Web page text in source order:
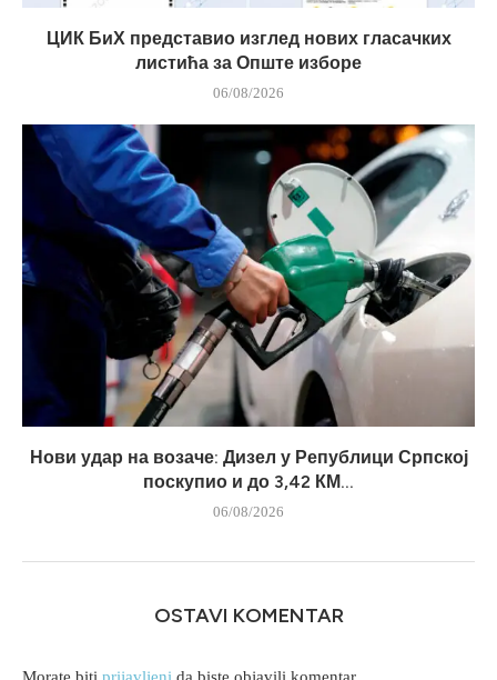
ЦИК БиХ представио изглед нових гласачких
листића за Опште изборе
06/08/2026
Нови удар на возаче: Дизел у Републици Српској
поскупио и до 3,42 КМ...
06/08/2026
OSTAVI KOMENTAR
Morate biti prijavljeni da biste objavili komentar.